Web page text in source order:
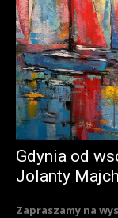
Gdynia od
Jolanty
Zapraszamy na